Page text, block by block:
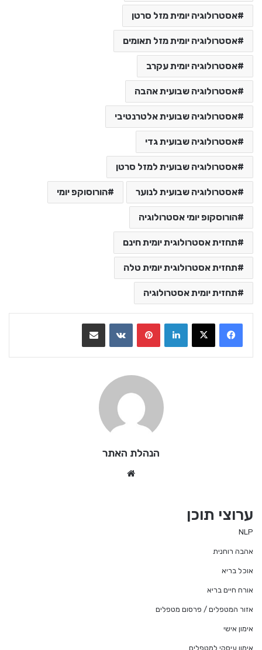
אסטרולוגיה יומית מזל סרטן
אסטרולוגיה יומית מזל תאומים
אסטרולוגיה יומית עקרב
אסטרולוגיה שבועית אהבה
אסטרולוגיה שבועית אלטרנטיבי
אסטרולוגיה שבועית גדי
אסטרולוגיה שבועית למזל סרטן
אסטרולוגיה שבועית לנוער הורוסוקפ יומי
הורוסקופ יומי אסטרולוגיה
תחזית אסטרולוגית יומית חינם
תחזית אסטרולוגית יומית טלה
תחזית יומית אסטרולוגיה
LinkedIn
VKontakte
הנהלת האתר
ערוצי תוכן
NLP
אהבה רוחנית
אוכל בריא
אורח חיים בריא
אזור המטפלים / פרסום מטפלים
אימון אישי
אימון עיסקי למטפלים